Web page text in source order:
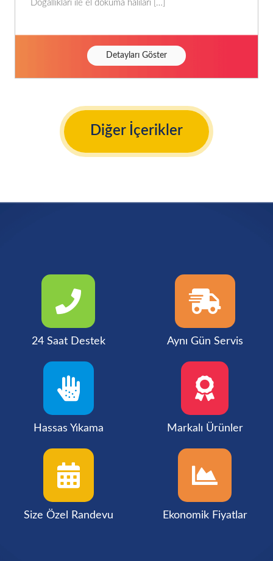
Doğallıkları ile el dokuma halıları […]
Detayları Göster
Diğer İçerikler
24 Saat Destek Aynı Gün Servis
Hassas Yıkama Markalı Ürünler
Size Özel Randevu Ekonomik Fiyatlar